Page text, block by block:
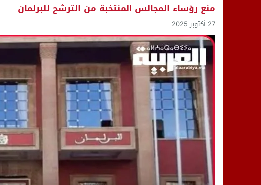
09:55تساؤلات.. كيف أصبح العميد الأمني السابق محمود
18:23طاطا: “اعتداء” على حقوقي يشعل غضب الجمعيات
13:35 عقول الغد تصنع المستقبل: مسابقة “Robot Innov” بمراكش تؤسس لجيل الابتكار والتكنولوجيا
منع رؤساء المجالس المنتخبة من الترشح للبرلمان
27 أكتوبر 2025